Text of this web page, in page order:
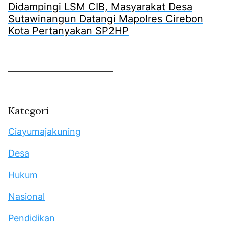
Didampingi LSM CIB, Masyarakat Desa
Sutawinangun Datangi Mapolres Cirebon
Kota Pertanyakan SP2HP
Kategori
Ciayumajakuning
Desa
Hukum
Nasional
Pendidikan